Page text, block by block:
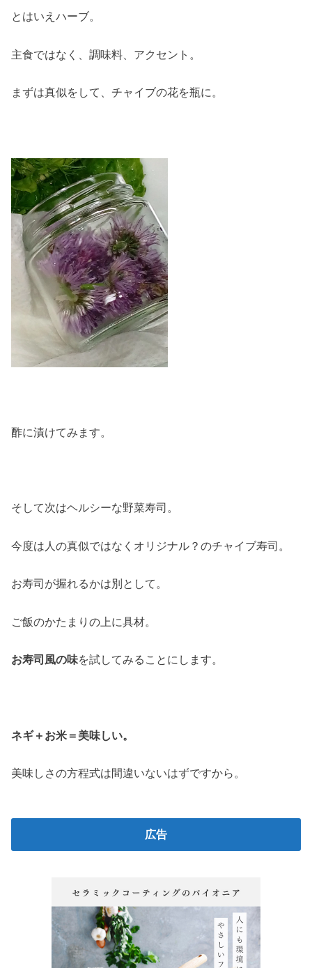
とはいえハーブ。
主食ではなく、調味料、アクセント。
まずは真似をして、チャイブの花を瓶に。
酢に漬けてみます。
そして次はヘルシーな野菜寿司。
今度は人の真似ではなくオリジナル？のチャイブ寿司。
お寿司が握れるかは別として。
ご飯のかたまりの上に具材。
お寿司風の味を試してみることにします。
ネギ＋お米＝美味しい。
美味しさの方程式は間違いないはずですから。
広告